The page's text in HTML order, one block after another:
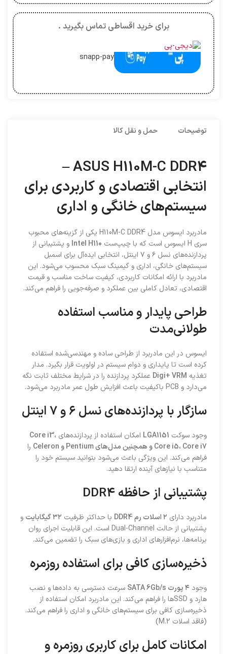
برای خرید اقساطی تماس بگیرید .
snapp-pay
توضیحات حمل و نقل کالا
ASUS H110M-C DDR4 –
انتخابی اقتصادی و کاربردی برای
سیستم‌های خانگی و اداری
مادربرد ایسوس مدل H110M-C DDR4 یکی از گزینه‌های محبوب
سری H ایسوس است که با چیپ‌ست
Intel H110 و پشتیبانی از
پردازنده‌های نسل ۶ و ۷ اینتل، انتخابی ایده‌آل برای اسمبل
سیستم‌های خانگی، اداری و گیمینگ سبک محسوب می‌شود. این
مادربرد با ارائه امکانات کاربردی، کیفیت ساخت مناسب و قیمت
اقتصادی، تعادل کاملی بین عملکرد و صرفه‌جویی را فراهم می‌کند.
طراحی پایدار و مناسب استفاده
طولانی‌مدت
ایسوس در این مادربرد از طراحی ساده و مهندسی‌شده استفاده
کرده است تا پایداری و دوام سیستم در اولویت قرار بگیرد. مدار
تغذیه Digi+ VRM عملکرد پردازنده را در شرایط مختلف ثابت نگه
می‌دارد و PCB باکیفیت باعث افزایش طول عمر مادربرد می‌شود.
سازگار با پردازنده‌های نسل ۶ و ۷ اینتل
وجود سوکت LGA1151 امکان استفاده از پردازنده‌های Core i3،
Core i5، Core i7 و همچنین مدل‌های Pentium و Celeron
را
فراهم می‌کند. این ویژگی باعث می‌شود بتوانید سیستم خود را
متناسب با نیازهای آینده ارتقا دهید.
پشتیبانی از حافظه DDR4
مادربرد دارای ۲ اسلات رم DDR4 با حداکثر ظرفیت ۳۲ گیگابایت
و
پشتیبانی از حالت Dual-Channel است. این قابلیت اجرای روان
برنامه‌ها، نرم‌افزارهای اداری و بازی‌های سبک را تضمین می‌کند.
ذخیره‌سازی کافی برای استفاده روزمره
وجود ۴ پورت SATA 6Gb/s
سرعت دسترسی به داده‌ها و نصب
هارد و SSDها را فراهم می‌کند. این مادربرد امکان استفاده از
ذخیره‌سازی کافی برای سیستم‌های خانگی و اداری را فراهم می‌کند.
(فاقد اسلات M.2)
امکانات کامل برای کاربری روزمره و